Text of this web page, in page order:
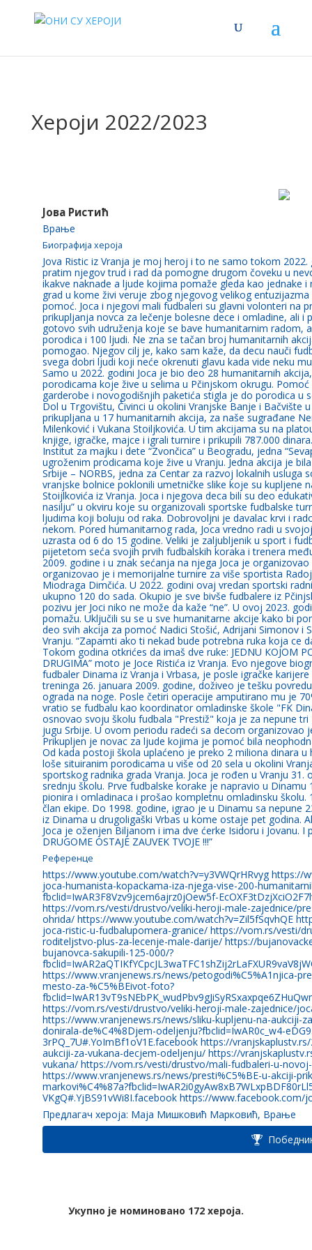
Хероји 2022/2023
Јова Ристић
Врање
Биографија хероја
Jova Ristic iz Vranja je moj heroj i to ne samo tokom
pratim njegov trud i rad da pomogne drugom čoveku u
ikakve naknade a ljude kojima pomaže gleda kao jednake
grad u kome živi veruje zbog njegovog velikog
pomoć. Joca i njegovi mali fudbaleri su glavni volonteri na
prikupljanja novca za lečenje bolesne dece i omladine, ali i
gotovo svih udruženja koje se bave humanitarnim radom,
porodica i 100 ljudi. Ne zna se tačan broj humanitarnih
pomogao. Njegov cilj je, kako sam kaže, da decu nauči
svega dobri ljudi koji neće okrenuti glavu kada vide neku
Samo u 2022. godini Joca je bio deo 28 humanitarnih
porodicama koje žive u selima u Pčinjskom okrugu.
garderobe i novogodišnjih paketića stigla je do porodica u
Dol u Trgovištu, Čivinci u okolini Vranjske Banje i Bačvište
prikupljana u 17 humanitarnih akcija, za naše sugrađane
Milenković i Vukana Stoiljkovića. U tim akcijama su na
knjige, igračke, majce i igrali turnire i prikupili 787.000
Institut za majku i dete “Zvončica” u Beogradu, jedna
ugroženim prodicama koje žive u Vranju. Jedna akcija je
Srbije – NORBS, jedna za Centar za razvoj lokalnih
vranjske bolnice poklonili umetničke slike koje su kupljene
Stoijlkovića iz Vranja. Joca i njegova deca bili su deo
nasilju” u okviru koje su organizovali sportske fudbalske
ljudima koji boluju od raka. Dobrovoljni je davalac krvi i
nekom. Pored humanitarnog rada, Joca vredno radi u
uzrasta od 6 do 15 godine. Veliki je zaljubljenik u sport i
pijetetom seća svojih prvih fudbalskih koraka i trenera
2009. godine i u znak sećanja na njega Joca je
organizovao je i memorijalne turnire za više sportista
Miodraga Dimčića. U 2022. godini ovaj vredan sportski
ukupno 120 do sada. Okupio je sve bivše fudbalere iz
pozivu jer Joci niko ne može da kaže “ne”. U ovoj 2023.
pomažu. Uključili su se u sve humanitarne akcije kako bi
deo svih akcija za pomoć Nadici Stošić, Adrijani Simonov i
Vranju. “Zapamti ako ti nekad bude potrebna ruka koja ce
Tokom godina otkrićes da imaš dve ruke: JEDNU КOJOM
DRUGIMA” moto je Joce Ristića iz Vranja. Evo njegove
fudbaler Dinama iz Vranja i Vrbasa, je posle igračke
treninga 26. januara 2009. godine, doživeo je tešku
ograda na noge. Posle četiri operacije amputirano mu je
vratio se fudbalu kao koordinator omladinske škole "FK
osnovao svoju školu fudbala "Prestiž" koja je za nepune
jugu Srbije. U ovom periodu radeći sa decom organizovao
Prikupljen je novac za ljude kojima je pomoć bila
Od kada postoji škola uplaćeno je preko 2 miliona dinara
loše situiranim porodicama u više od 20 sela u okolini
sportskog radnika grada Vranja. Joca je rođen u Vranju
srednju školu. Prve fudbalske korake je napravio u
pionira i omladinaca i prošao kompletnu omladinsku
član ekipe. Do 1998. godine, igrao je u Dinamu sa nepune
iz Dinama u drugoligaški Vrbas u kome ostaje pet godina.
Joca je oženjen Biljanom i ima dve ćerke Isidoru i Jovanu. I
DRUGOME OSTAJE ZAUVEK TVOJE !!!”
Референце
https://www.youtube.com/watch?v=y3VWQrHRvyg
joca-humanista-kopackama-iza-njega-vise-200-
fbclid=IwAR3F8Vzv9jcem6ajrz0jOew5f-
https://vom.rs/vesti/drustvo/veliki-heroji-male-zajednice/
ohrida/ https://www.youtube.com/watch?v=Zil5fSqvhQE
joca-ristic-u-fudbalupomera-granice/ https://vom.rs/vesti/
roditeljstvo-plus-za-lecenje-male-darije/ https://
bujanovca-sakupili-125-000/?
https://www.vranjenews.rs/news/petogodi%C5%A1njica-
mesto-za-%C5%BEivot-foto?
https://vom.rs/vesti/drustvo/veliki-heroji-male-zajednice/
https://www.vranjenews.rs/news/sliku-kupljenu-na-aukciji-
donirala-de%C4%8Djem-odeljenju?fbclid=IwAR0c_w4-
3rPQ_7U#.YoImBf1oV1E.facebook https://
aukciji-za-vukana-decjem-odeljenju/ https://
vukana/ https://vom.rs/vesti/drustvo/mali-fudbaleri-u-
https://www.vranjenews.rs/news/presti%C5%BE-u-akciji-
VKgQ#.YjBS91vWi8I.facebook https://www.facebook.com/
Предлагач хероја: Маја Мишковић Марковић, Врање
Укупно је номиновано 172 хероја.